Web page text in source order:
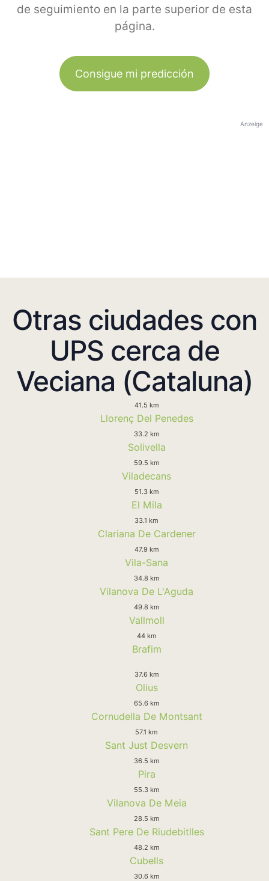
de seguimiento en la parte superior de esta
página.
Consigue mi predicción
Anzeige
Otras ciudades con
UPS cerca de
Veciana (Cataluna)
41.5 km
Llorenç Del Penedes
33.2 km
Solivella
59.5 km
Viladecans
51.3 km
El Mila
33.1 km
Clariana De Cardener
47.9 km
Vila-Sana
34.8 km
Vilanova De L'Aguda
49.8 km
Vallmoll
44 km
Brafim
37.6 km
Olius
65.6 km
Cornudella De Montsant
57.1 km
Sant Just Desvern
36.5 km
Pira
55.3 km
Vilanova De Meia
28.5 km
Sant Pere De Riudebitlles
48.2 km
Cubells
30.6 km